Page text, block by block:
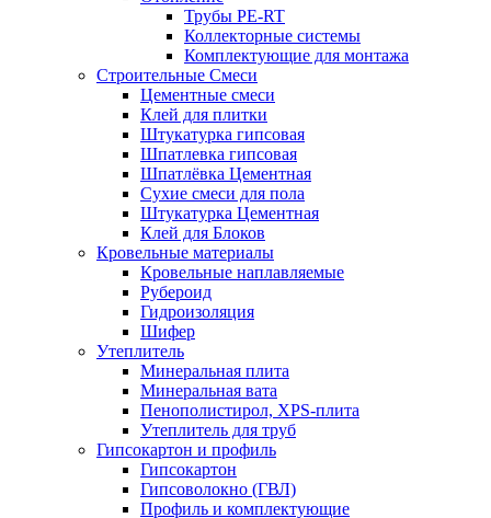
Трубы PE-RT
Коллекторные системы
Комплектующие для монтажа
Строительные Смеси
Цементные смеси
Клей для плитки
Штукатурка гипсовая
Шпатлевка гипсовая
Шпатлёвка Цементная
Сухие смеси для пола
Штукатурка Цементная
Клей для Блоков
Кровельные материалы
Кровельные наплавляемые
Рубероид
Гидроизоляция
Шифер
Утеплитель
Минеральная плита
Минеральная вата
Пенополистирол, XPS-плита
Утеплитель для труб
Гипсокартон и профиль
Гипсокартон
Гипсоволокно (ГВЛ)
Профиль и комплектующие